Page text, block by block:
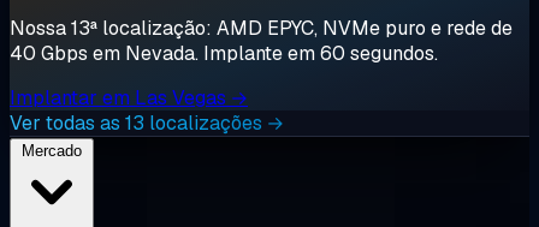
Nossa 13ª localização: AMD EPYC, NVMe puro e rede de
40 Gbps em Nevada. Implante em 60 segundos.
Implantar em Las Vegas →
Ver todas as 13 localizações →